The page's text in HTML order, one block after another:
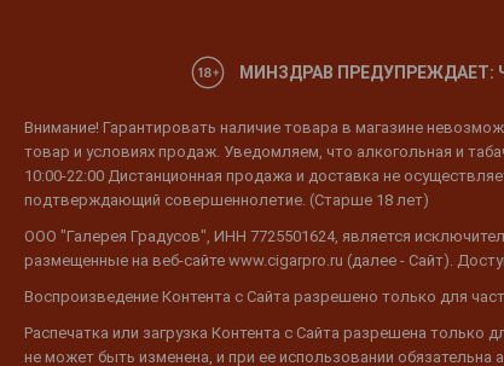
МИНЗДРАВ ПРЕДУПРЕЖДАЕТ:
Внимание! Гарантировать наличие товара в магазине
товар и условиях продаж. Уведомляем, что алкогольная и
10:00-22:00 Дистанционная продажа и доставка не
подтверждающий совершеннолетие. (Старше 18 лет)
ООО "Галерея Градусов", ИНН 7725501624, является
размещенные на веб-сайте www.cigarpro.ru (далее - Сайт).
Воспроизведение Контента с Сайта разрешено только для
Распечатка или загрузка Контента с Сайта разрешена
не может быть изменена, и при ее использовании обязательна